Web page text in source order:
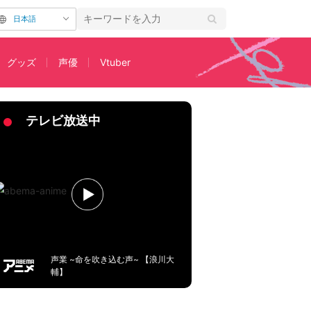
日本語
グッズ 声優 Vtuber
テレビ放送中
声業 ~命を吹き込む声~ 【浪川大
輔】